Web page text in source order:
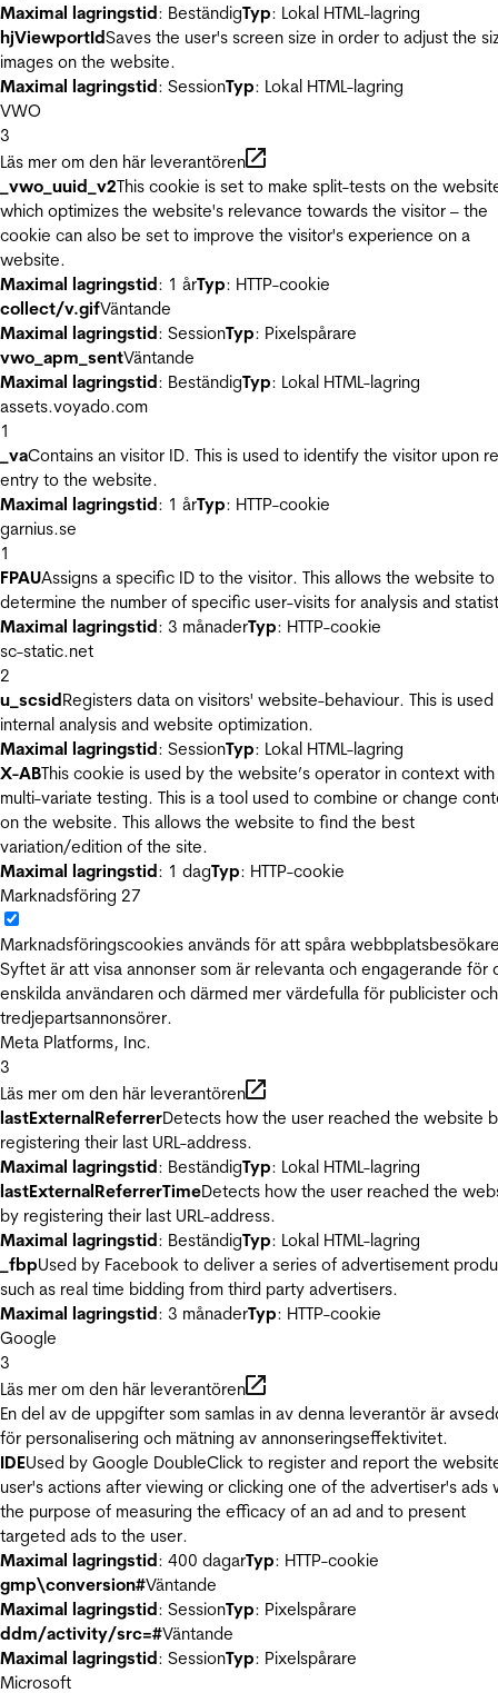
Maximal lagringstid: BeständigTyp: Lokal HTML-lagring
hjViewportIdSaves the user's screen size in order to adjust the
images on the website.
Maximal lagringstid: SessionTyp: Lokal HTML-lagring
VWO
3
Läs mer om den här leverantören
_vwo_uuid_v2This cookie is set to make split-tests on the
which optimizes the website's relevance towards the visitor – the
cookie can also be set to improve the visitor's experience on a
website.
Maximal lagringstid: 1 årTyp: HTTP-cookie
collect/v.gifVäntande
Maximal lagringstid: SessionTyp: Pixelspårare
vwo_apm_sentVäntande
Maximal lagringstid: BeständigTyp: Lokal HTML-lagring
assets.voyado.com
1
_vaContains an visitor ID. This is used to identify the visitor upon
entry to the website.
Maximal lagringstid: 1 årTyp: HTTP-cookie
garnius.se
1
FPAUAssigns a specific ID to the visitor. This allows the website to
determine the number of specific user-visits for analysis and
Maximal lagringstid: 3 månaderTyp: HTTP-cookie
sc-static.net
2
u_scsidRegisters data on visitors' website-behaviour. This is
internal analysis and website optimization.
Maximal lagringstid: SessionTyp: Lokal HTML-lagring
X-ABThis cookie is used by the website’s operator in context with
multi-variate testing. This is a tool used to combine or change
on the website. This allows the website to find the best
variation/edition of the site.
Maximal lagringstid: 1 dagTyp: HTTP-cookie
Marknadsföring 27
Marknadsföringscookies används för att spåra
Syftet är att visa annonser som är relevanta och engagerande för
enskilda användaren och därmed mer värdefulla för publicister och
tredjepartsannonsörer.
Meta Platforms, Inc.
3
Läs mer om den här leverantören
lastExternalReferrerDetects how the user reached the website
registering their last URL-address.
Maximal lagringstid: BeständigTyp: Lokal HTML-lagring
lastExternalReferrerTimeDetects how the user reached the
by registering their last URL-address.
Maximal lagringstid: BeständigTyp: Lokal HTML-lagring
_fbpUsed by Facebook to deliver a series of advertisement
such as real time bidding from third party advertisers.
Maximal lagringstid: 3 månaderTyp: HTTP-cookie
Google
3
Läs mer om den här leverantören
En del av de uppgifter som samlas in av denna leverantör är
för personalisering och mätning av annonseringseffektivitet.
IDEUsed by Google DoubleClick to register and report the
user's actions after viewing or clicking one of the advertiser's ads
the purpose of measuring the efficacy of an ad and to present
targeted ads to the user.
Maximal lagringstid: 400 dagarTyp: HTTP-cookie
gmp\conversion#Väntande
Maximal lagringstid: SessionTyp: Pixelspårare
ddm/activity/src=#Väntande
Maximal lagringstid: SessionTyp: Pixelspårare
Microsoft